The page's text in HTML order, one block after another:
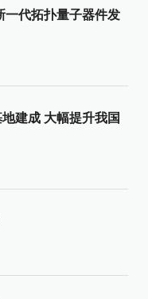
一代拓扑量子器件发
建成 大幅提升我国